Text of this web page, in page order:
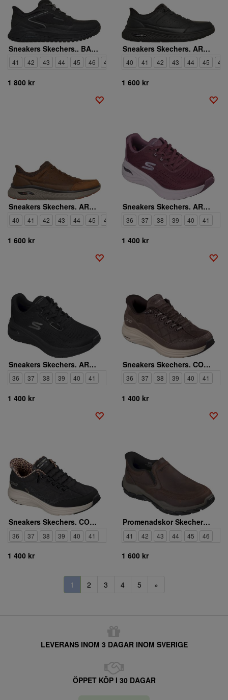
Sneakers Skechers.. BADGER KODA
41 42 43 44 45 46 47
1 800 kr
Sneakers Skechers. ARCH FIT CROSSER FELIX
40 41 42 43 44 45 46
1 600 kr
Sneakers Skechers. ARCH FIT CROSSER FELIX
40 41 42 43 44 45 46
1 600 kr
Sneakers Skechers. ARCH FIT 3.0 EASY FLOW
36 37 38 39 40 41
1 400 kr
Sneakers Skechers. ARCH FIT 3.0 EASY FLOW
36 37 38 39 40 41
1 400 kr
Sneakers Skechers. CONTOUR FOAM NATURAL EASE
36 37 38 39 40 41
1 400 kr
Sneakers Skechers. CONTOUR FOAM LEOPARD DREAM
36 37 38 39 40 41
1 400 kr
Promenadskor Skechers. SANTORO ARCHAIC
41 42 43 44 45 46
1 600 kr
1 2 3 4 5 »
LEVERANS INOM 3 DAGAR INOM SVERIGE
ÖPPET KÖP I 30 DAGAR